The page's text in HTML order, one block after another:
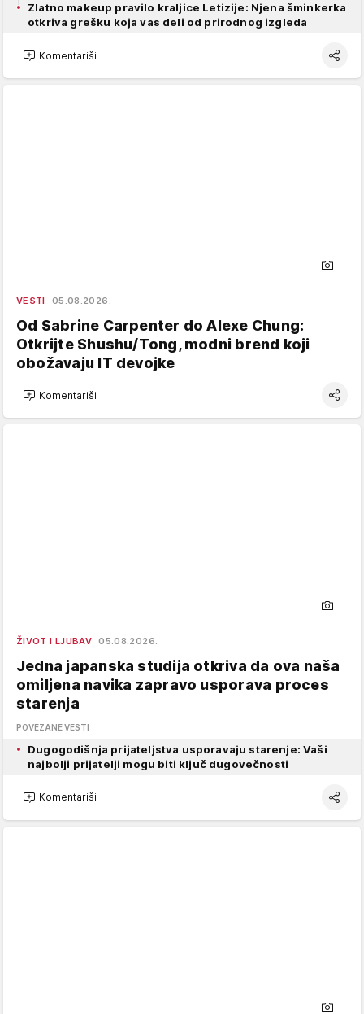
Zlatno makeup pravilo kraljice Letizije: Njena šminkerka
otkriva grešku koja vas deli od prirodnog izgleda
Komentariši
VESTI 05.08.2026.
Od Sabrine Carpenter do Alexe Chung:
Otkrijte Shushu/Tong, modni brend koji
obožavaju IT devojke
Komentariši
ŽIVOT I LJUBAV 05.08.2026.
Jedna japanska studija otkriva da ova naša
omiljena navika zapravo usporava proces
starenja
POVEZANE VESTI
Dugogodišnja prijateljstva usporavaju starenje: Vaši
najbolji prijatelji mogu biti ključ dugovečnosti
Komentariši